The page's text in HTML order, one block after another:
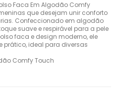
Faca Em Algodão Comfy
que desejam unir conforto
Confeccionado em algodão
suave e respirável para a pele
faca e design moderno, ele
prático, ideal para diversas
Comfy Touch